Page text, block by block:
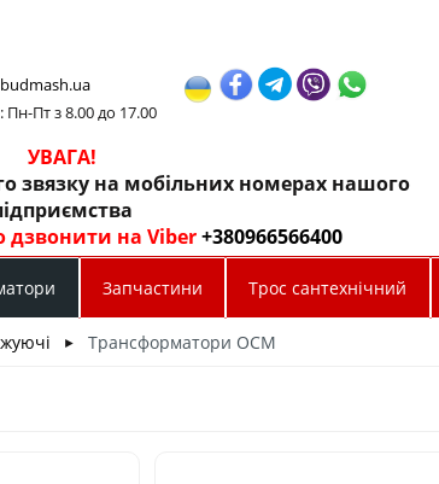
Пн-Пт з 8.00 до 17.00
УВАГА!
звязку на мобільних номерах нашого
на Viber+380966566400
Запчастини Трос сантехнічний
► Трансформатори ОСМ